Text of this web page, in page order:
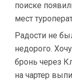
поиске
мест
Радости не
недорого.
бронь через
на чартер